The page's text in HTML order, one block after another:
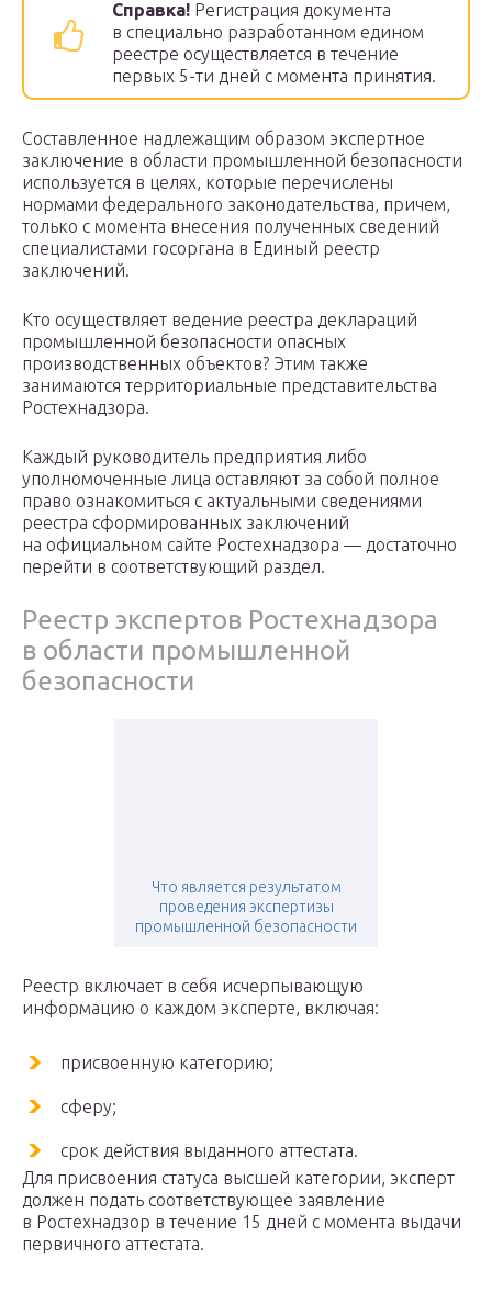
Справка! Регистрация документа
в специально разработанном едином
реестре осуществляется в течение
первых 5-ти дней с момента принятия.
Составленное надлежащим образом экспертное
заключение в области промышленной безопасности
используется в целях, которые перечислены
нормами федерального законодательства, причем,
только с момента внесения полученных сведений
специалистами госоргана в Единый реестр
заключений.
Кто осуществляет ведение реестра деклараций
промышленной безопасности опасных
производственных объектов? Этим также
занимаются территориальные представительства
Ростехнадзора.
Каждый руководитель предприятия либо
уполномоченные лица оставляют за собой полное
право ознакомиться с актуальными сведениями
реестра сформированных заключений
на официальном сайте Ростехнадзора — достаточно
перейти в соответствующий раздел.
Реестр экспертов Ростехнадзора
в области промышленной
безопасности
Что является результатом
проведения экспертизы
промышленной безопасности
Реестр включает в себя исчерпывающую
информацию о каждом эксперте, включая:
присвоенную категорию;
сферу;
срок действия выданного аттестата.
Для присвоения статуса высшей категории, эксперт
должен подать соответствующее заявление
в Ростехнадзор в течение 15 дней с момента выдачи
первичного аттестата.